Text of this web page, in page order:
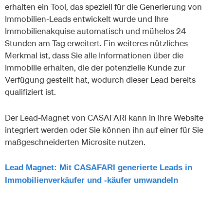
erhalten ein Tool, das speziell für die Generierung von
Immobilien-Leads entwickelt wurde und Ihre
Immobilienakquise automatisch und mühelos 24
Stunden am Tag erweitert. Ein weiteres nützliches
Merkmal ist, dass Sie alle Informationen über die
Immobilie erhalten, die der potenzielle Kunde zur
Verfügung gestellt hat, wodurch dieser Lead bereits
qualifiziert ist.
Der Lead-Magnet von CASAFARI kann in Ihre Website
integriert werden oder Sie können ihn auf einer für Sie
maßgeschneiderten Microsite nutzen.
Lead Magnet: Mit CASAFARI generierte Leads in
Immobilienverkäufer und -käufer umwandeln